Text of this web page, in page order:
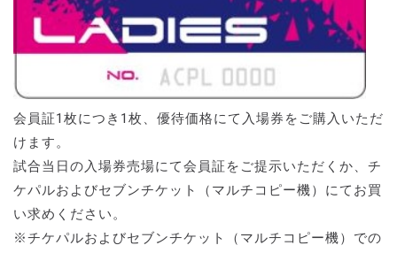
会員証1枚につき1枚、優待価格にて入場券をご購入いただ
けます。
試合当日の入場券売場にて会員証をご提示いただくか、チ
ケパルおよびセブンチケット（マルチコピー機）にてお買
い求めください。
※チケパルおよびセブンチケット（マルチコピー機）での